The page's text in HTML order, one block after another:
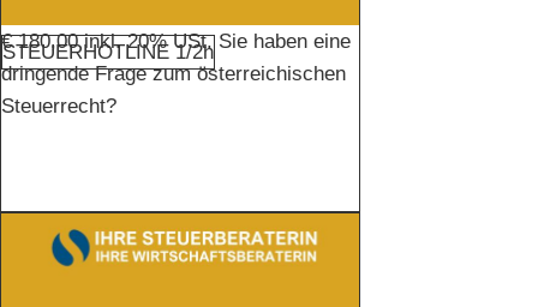
STEUERHOTLINE 1/2h
€ 180,00 inkl. 20% USt. Sie haben eine
dringende Frage zum österreichischen
Steuerrecht?